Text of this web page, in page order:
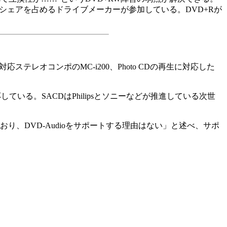
ェアを占めるドライブメーカーが参加している。DVD+Rが
ステレオコンポのMC-i200、Photo CDの再生に対応した
いる。SACDはPhilipsとソニーなどが推進している次世
、DVD-Audioをサポートする理由はない」と述べ、サポ